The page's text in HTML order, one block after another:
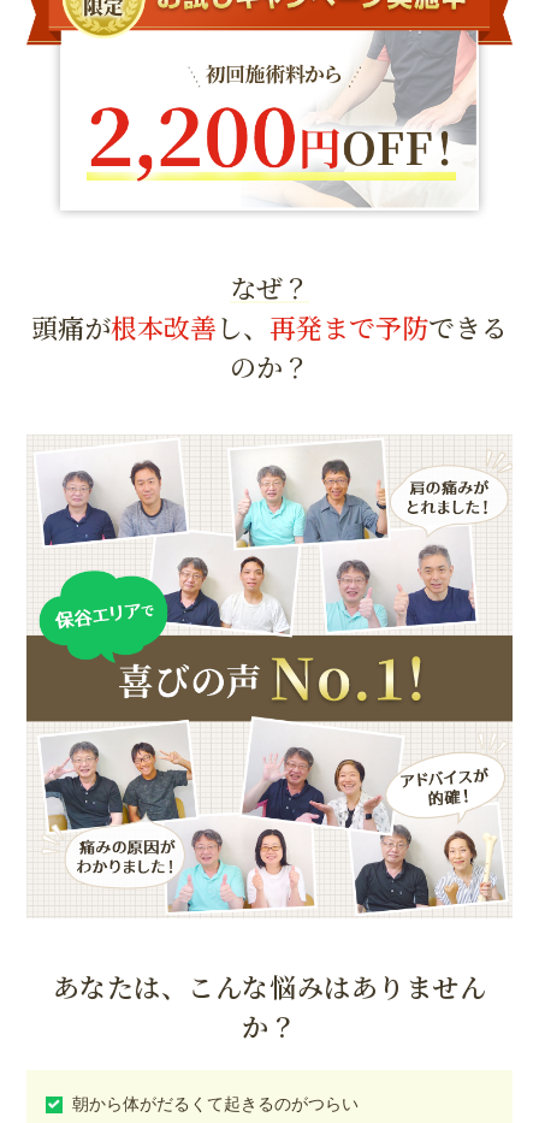
なぜ？
頭痛が根本改善し、 再発まで予防できる
のか？
あなたは、こんな悩みはありません
か？
朝から体がだるくて起きるのがつらい